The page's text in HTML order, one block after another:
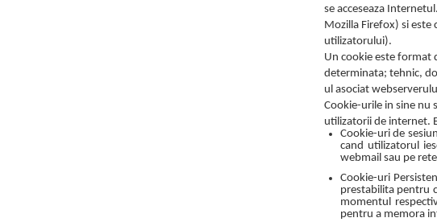
se acceseaza
Mozilla Firefox) si este
utilizatorului).
Un cookie este format
determinata; tehnic,
ul asociat
Cookie-urile in sine nu
utilizatorii de internet.
Cookie-uri de
cand utilizatorul
webmail sau pe
Cookie-uri
prestabilita pentru
momentul
pentru a memora